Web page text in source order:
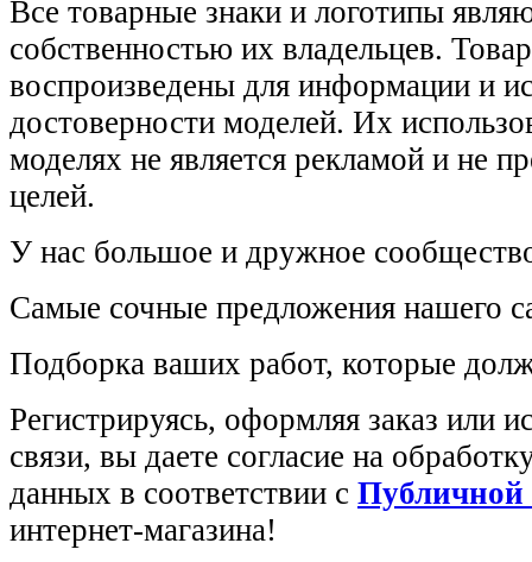
Все товарные знаки и логотипы
собственностью их владельцев.
воспроизведены для информации и
достоверности моделей. Их
моделях не является рекламой и не
целей.
У нас большое и дружное
Самые сочные предложения нашего
Подборка ваших работ, которые
Регистрируясь, оформляя заказ или
связи, вы даете согласие на
данных в соответствии с Публичной
интернет-магазина!